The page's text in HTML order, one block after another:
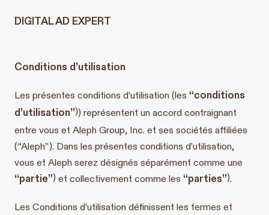
DIGITAL AD EXPERT
Conditions d’utilisation
Les présentes conditions d’utilisation (les “conditions
d’utilisation”)) représentent un accord contraignant
entre vous et Aleph Group, Inc. et ses sociétés affiliées
(“Aleph”). Dans les présentes conditions d’utilisation,
vous et Aleph serez désignés séparément comme une
“partie”) et collectivement comme les “parties”).
Les Conditions d’utilisation définissent les termes et